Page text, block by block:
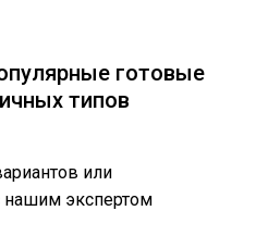
готовые
типов
или
нашим экспертом